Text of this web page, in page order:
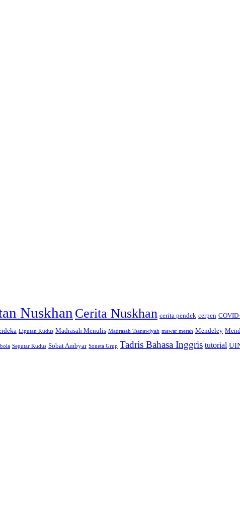
Nuskhan Cerita Nuskhan cerita pendek cerpen
Liputan Kudus Madrasah Menulis Madrasah Tsanawiyah mawar merah Mendeley
Seputar Kudus Sobat Ambyar Soneta Grup Tadris Bahasa Inggris tutorial